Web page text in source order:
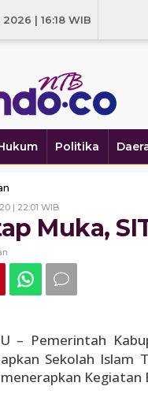
| 16:18 WIB
Politika
Tatap
Muka,
SIT
IB
Pilot
Project
| 22:01 WIBOleh
Tofonews
Muka,
– Pemerintah
Sekolah Islam